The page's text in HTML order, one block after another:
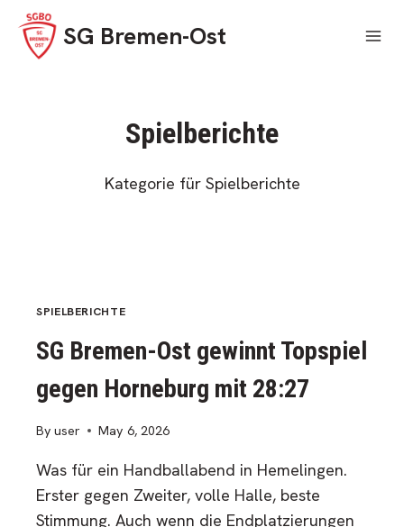
Skip
content
SG Bremen-Ost
Spielberichte
Kategorie für Spielberichte
SPIELBERICHTE
SG Bremen-Ost gewinnt Topspiel
gegen Horneburg mit 28:27
By user May 6, 2026
Was für ein Handballabend in Hemelingen.
Erster gegen Zweiter, volle Halle, beste
Stimmung. Auch wenn die Endplatzierungen